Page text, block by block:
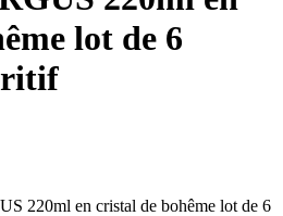
lot de 6
220ml en cristal de bohême lot de 6